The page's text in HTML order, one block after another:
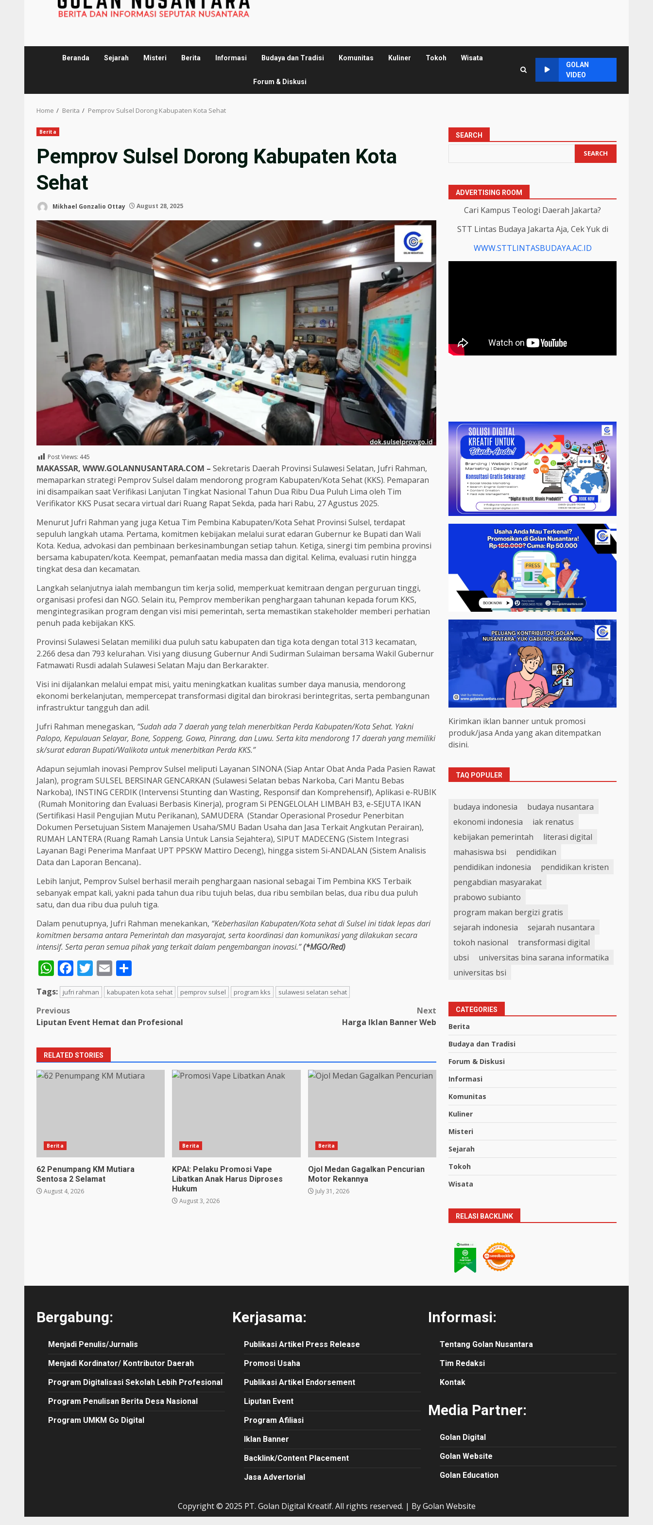
Beranda Sejarah Misteri Berita Informasi Budaya dan Tradisi Komunitas Kuliner Tokoh Wisata
Forum & Diskusi
GOLAN
VIDEO
Home Berita Pemprov Sulsel Dorong Kabupaten Kota Sehat
Berita
Pemprov Sulsel Dorong Kabupaten Kota
Sehat
Mikhael Gonzalio Ottay August 28, 2025
Post Views: 445
MAKASSAR, WWW.GOLANNUSANTARA.COM – Sekretaris Daerah Provinsi Sulawesi Selatan, Jufri Rahman,
memaparkan strategi Pemprov Sulsel dalam mendorong program Kabupaten/Kota Sehat (KKS). Pemaparan
ini disampaikan saat Verifikasi Lanjutan Tingkat Nasional Tahun Dua Ribu Dua Puluh Lima oleh Tim
Verifikator KKS Pusat secara virtual dari Ruang Rapat Sekda, pada hari Rabu, 27 Agustus 2025.
Menurut Jufri Rahman yang juga Ketua Tim Pembina Kabupaten/Kota Sehat Provinsi Sulsel, terdapat
sepuluh langkah utama. Pertama, komitmen kebijakan melalui surat edaran Gubernur ke Bupati dan Wali
Kota. Kedua, advokasi dan pembinaan berkesinambungan setiap tahun. Ketiga, sinergi tim pembina provinsi
bersama kabupaten/kota. Keempat, pemanfaatan media massa dan digital. Kelima, evaluasi rutin hingga
tingkat desa dan kecamatan.
Langkah selanjutnya ialah membangun tim kerja solid, memperkuat kemitraan dengan perguruan tinggi,
organisasi profesi dan NGO. Selain itu, Pemprov memberikan penghargaan tahunan kepada forum KKS,
mengintegrasikan program dengan visi misi pemerintah, serta memastikan stakeholder memberi perhatian
penuh pada kebijakan KKS.
Provinsi Sulawesi Selatan memiliki dua puluh satu kabupaten dan tiga kota dengan total 313 kecamatan,
2.266 desa dan 793 kelurahan. Visi yang diusung Gubernur Andi Sudirman Sulaiman bersama Wakil Gubernur
Fatmawati Rusdi adalah Sulawesi Selatan Maju dan Berkarakter.
Visi ini dijalankan melalui empat misi, yaitu meningkatkan kualitas sumber daya manusia, mendorong
ekonomi berkelanjutan, mempercepat transformasi digital dan birokrasi berintegritas, serta pembangunan
infrastruktur tangguh dan adil.
Jufri Rahman menegaskan, “Sudah ada 7 daerah yang telah menerbitkan Perda Kabupaten/Kota Sehat. Yakni
Palopo, Kepulauan Selayar, Bone, Soppeng, Gowa, Pinrang, dan Luwu. Serta kita mendorong 17 daerah yang memiliki
sk/surat edaran Bupati/Walikota untuk menerbitkan Perda KKS.”
Adapun sejumlah inovasi Pemprov Sulsel meliputi Layanan SINONA (Siap Antar Obat Anda Pada Pasien Rawat
Jalan), program SULSEL BERSINAR GENCARKAN (Sulawesi Selatan bebas Narkoba, Cari Mantu Bebas
Narkoba), INSTING CERDIK (Intervensi Stunting dan Wasting, Responsif dan Komprehensif), Aplikasi e-RUBIK
(Rumah Monitoring dan Evaluasi Berbasis Kinerja), program Si PENGELOLAH LIMBAH B3, e-SEJUTA IKAN
(Sertifikasi Hasil Pengujian Mutu Perikanan), SAMUDERA (Standar Operasional Prosedur Penerbitan
Dokumen Persetujuan Sistem Manajemen Usaha/SMU Badan Usaha dan Jasa Terkait Angkutan Perairan),
RUMAH LANTERA (Ruang Ramah Lansia Untuk Lansia Sejahtera), SIPUT MADECENG (Sistem Integrasi
Layanan Bagi Penerima Manfaat UPT PPSKW Mattiro Deceng), hingga sistem Si-ANDALAN (Sistem Analisis
Data dan Laporan Bencana)..
Lebih lanjut, Pemprov Sulsel berhasil meraih penghargaan nasional sebagai Tim Pembina KKS Terbaik
sebanyak empat kali, yakni pada tahun dua ribu tujuh belas, dua ribu sembilan belas, dua ribu dua puluh
satu, dan dua ribu dua puluh tiga.
Dalam penutupnya, Jufri Rahman menekankan, “Keberhasilan Kabupaten/Kota sehat di Sulsel ini tidak lepas dari
komitmen bersama antara Pemerintah dan masyarajat, serta koordinasi dan komunikasi yang dilakukan secara
intensif. Serta peran semua pihak yang terkait dalam pengembangan inovasi.”(*MGO/Red)
WhatsApp
Facebook
Twitter
Email
Tags: jufri rahman kabupaten kota sehat pemprov sulsel program kks sulawesi selatan sehat
Post
navigation
Previous
Liputan Event Hemat dan Profesional
Next
Harga Iklan Banner Web
RELATED STORIES
Berita
62 Penumpang KM Mutiara
Sentosa 2 Selamat
August 4, 2026
Berita
KPAI: Pelaku Promosi Vape
Libatkan Anak Harus Diproses
Hukum
August 3, 2026
Berita
Ojol Medan Gagalkan Pencurian
Motor Rekannya
July 31, 2026
SEARCH
SEARCH
ADVERTISING ROOM
Cari Kampus Teologi Daerah Jakarta?
STT Lintas Budaya Jakarta Aja, Cek Yuk di
WWW.STTLINTASBUDAYA.AC.ID
Kirimkan iklan banner untuk promosi
produk/jasa Anda yang akan ditempatkan
disini.
TAQ POPULER
budaya indonesia
budaya nusantara
ekonomi indonesia
iak renatus
kebijakan pemerintah
literasi digital
mahasiswa bsi
pendidikan
pendidikan indonesia
pendidikan kristen
pengabdian masyarakat
prabowo subianto
program makan bergizi gratis
sejarah indonesia
sejarah nusantara
tokoh nasional
transformasi digital
ubsi
universitas bina sarana informatika
universitas bsi
CATEGORIES
Berita
Budaya dan Tradisi
Forum & Diskusi
Informasi
Komunitas
Kuliner
Misteri
Sejarah
Tokoh
Wisata
RELASI BACKLINK
Bergabung:
Menjadi Penulis/Jurnalis
Menjadi Kordinator/ Kontributor Daerah
Program Digitalisasi Sekolah Lebih Profesional
Program Penulisan Berita Desa Nasional
Program UMKM Go Digital
Kerjasama:
Publikasi Artikel Press Release
Promosi Usaha
Publikasi Artikel Endorsement
Liputan Event
Program Afiliasi
Iklan Banner
Backlink/Content Placement
Jasa Advertorial
Informasi:
Tentang Golan Nusantara
Tim Redaksi
Kontak
Media Partner:
Golan Digital
Golan Website
Golan Education
Copyright © 2025 PT. Golan Digital Kreatif. All rights reserved. | By Golan Website